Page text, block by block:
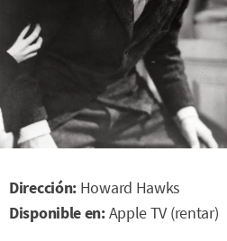
Dirección: Howard Hawks
Disponible en:Apple TV (rentar)